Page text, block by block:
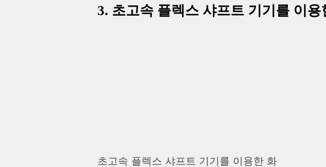
3. 초고속 플렉스 샤프트 기기를 이
초고속 플렉스 샤프트 기기를 이용한 화